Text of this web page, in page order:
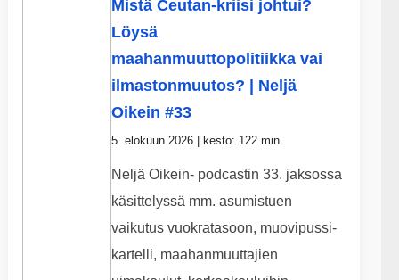
Mistä Ceutan-kriisi johtui?
Löysä
maahanmuuttopolitiikka vai
ilmastonmuutos? | Neljä
Oikein #33
5. elokuun 2026 | kesto: 122 min
Neljä Oikein- podcastin 33. jaksossa
käsittelyssä mm. asumistuen
vaikutus vuokratasoon, muovipussi-
kartelli, maahanmuuttajien